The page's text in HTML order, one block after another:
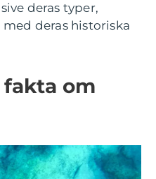
deras typer,
deras historiska
om